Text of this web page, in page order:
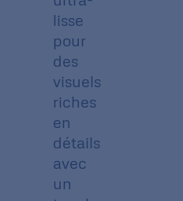
lisse
pour
des
visuels
riches
en
détails
avec
un